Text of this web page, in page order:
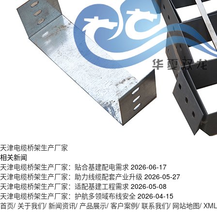
天津电缆桥架生产厂家
相关新闻
天津电缆桥架生产厂家：贴合基建配电需求 2026-06-17
天津电缆桥架生产厂家：助力线缆配套产业升级 2026-05-27
天津电缆桥架生产厂家：适配基建工程需求 2026-05-08
天津电缆桥架生产厂家：护航多领域布线安全 2026-04-15
首页/ 关于我们/ 新闻资讯/ 产品展示/ 客户案例/ 联系我们/ 网站地图/ XML